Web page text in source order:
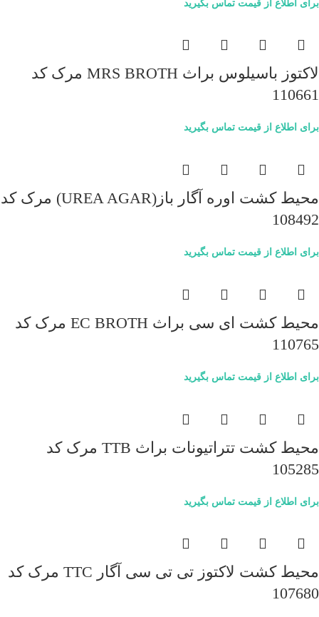
برای اطلاع از قیمت تماس بگیرید
لاکتوز باسیلوس براث MRS BROTH مرک کد
110661
برای اطلاع از قیمت تماس بگیرید
محیط کشت اوره آگار باز(UREA AGAR) مرک کد
108492
برای اطلاع از قیمت تماس بگیرید
محیط کشت ای سی براث EC BROTH مرک کد
110765
برای اطلاع از قیمت تماس بگیرید
محیط کشت تتراتیونات براث TTB مرک کد
105285
برای اطلاع از قیمت تماس بگیرید
محیط کشت لاکتوز تی تی سی آگار TTC مرک کد
107680